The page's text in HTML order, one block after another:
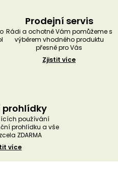
Prodejní servis
Rádi a ochotně Vám pomůžeme s
výběrem vhodného produktu
přesně pro Vás
Zjistit více
prohlídky
používání
prohlídku a vše
ZDARMA
více